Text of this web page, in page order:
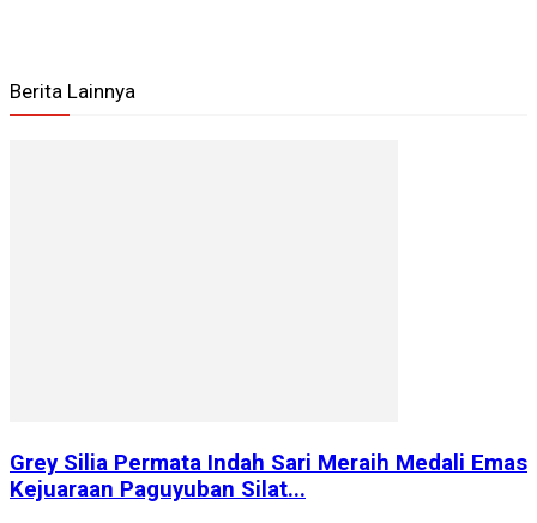
Berita Lainnya
Grey Silia Permata Indah Sari Meraih Medali Emas
Kejuaraan Paguyuban Silat...